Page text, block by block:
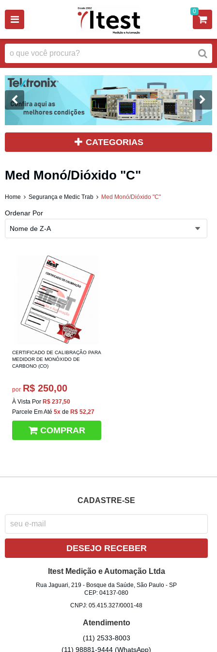
0
CATEGORIAS
Med Monó/Dióxido "C"
Home Segurança e Medic Trab Med Monó/Dióxido "C"
Ordenar Por
Nome de Z-A
CERTIFICADO DE CALIBRAÇÃO PARA
MEDIDOR DE MONÓXIDO DE
CARBONO (CO)
por R$ 250,00
À Vista Por R$ 237,50
Parcele Em Até 5x de R$ 52,27
COMPRAR
CADASTRE-SE
DESEJO RECEBER
Itest Medição e Automação Ltda
Rua Jaguari, 219 - Bosque da Saúde, São Paulo -SP
CEP: 04137-080
CNPJ: 05.415.327/0001-48
Atendimento
(11) 2533-8003
(11) 98881-9444(WhatsApp)